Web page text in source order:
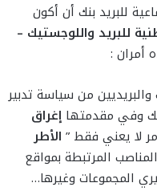
للبريد بنك أن أكون
للبريد واللوجستيك –
أمران :
والبريديين من سياسة تدبير
وفي مقدمتها إغراق
لا يعني فقط ” الأطر
المرتبطة بمواقع
المجموعات وغيرها…